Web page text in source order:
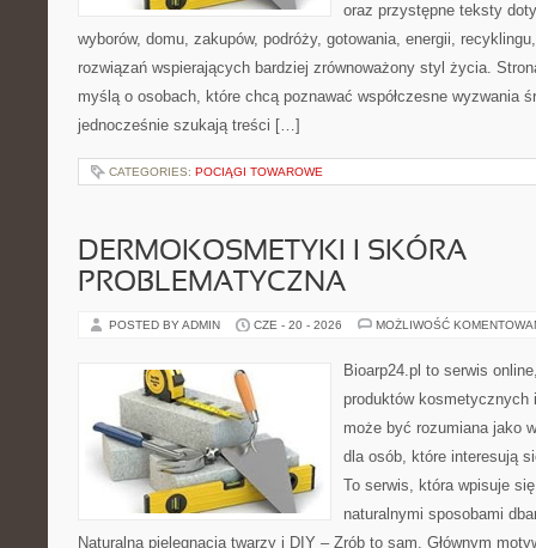
oraz przystępne teksty
wyborów, domu, zakupów, podróży, gotowania, energii,
rozwiązań wspierających bardziej zrównoważony styl życia.
myślą o osobach, które chcą poznawać współczesne wyzwania
jednocześnie szukają treści […]
CATEGORIES: POCIĄGI TOWAROWE
DERMOKOSMETYKI I SKÓRA
PROBLEMATYCZNA
POSTED BY ADMIN CZE - 20 - 2026 MOŻLIWOŚĆ
Bioarp24.pl to serwis
produktów kosmetycznych
może być rozumiana jako
dla osób, które interesują
To serwis, która wpisuje
naturalnymi sposobami
Naturalna pielęgnacja twarzy i DIY – Zrób to sam. Głównym